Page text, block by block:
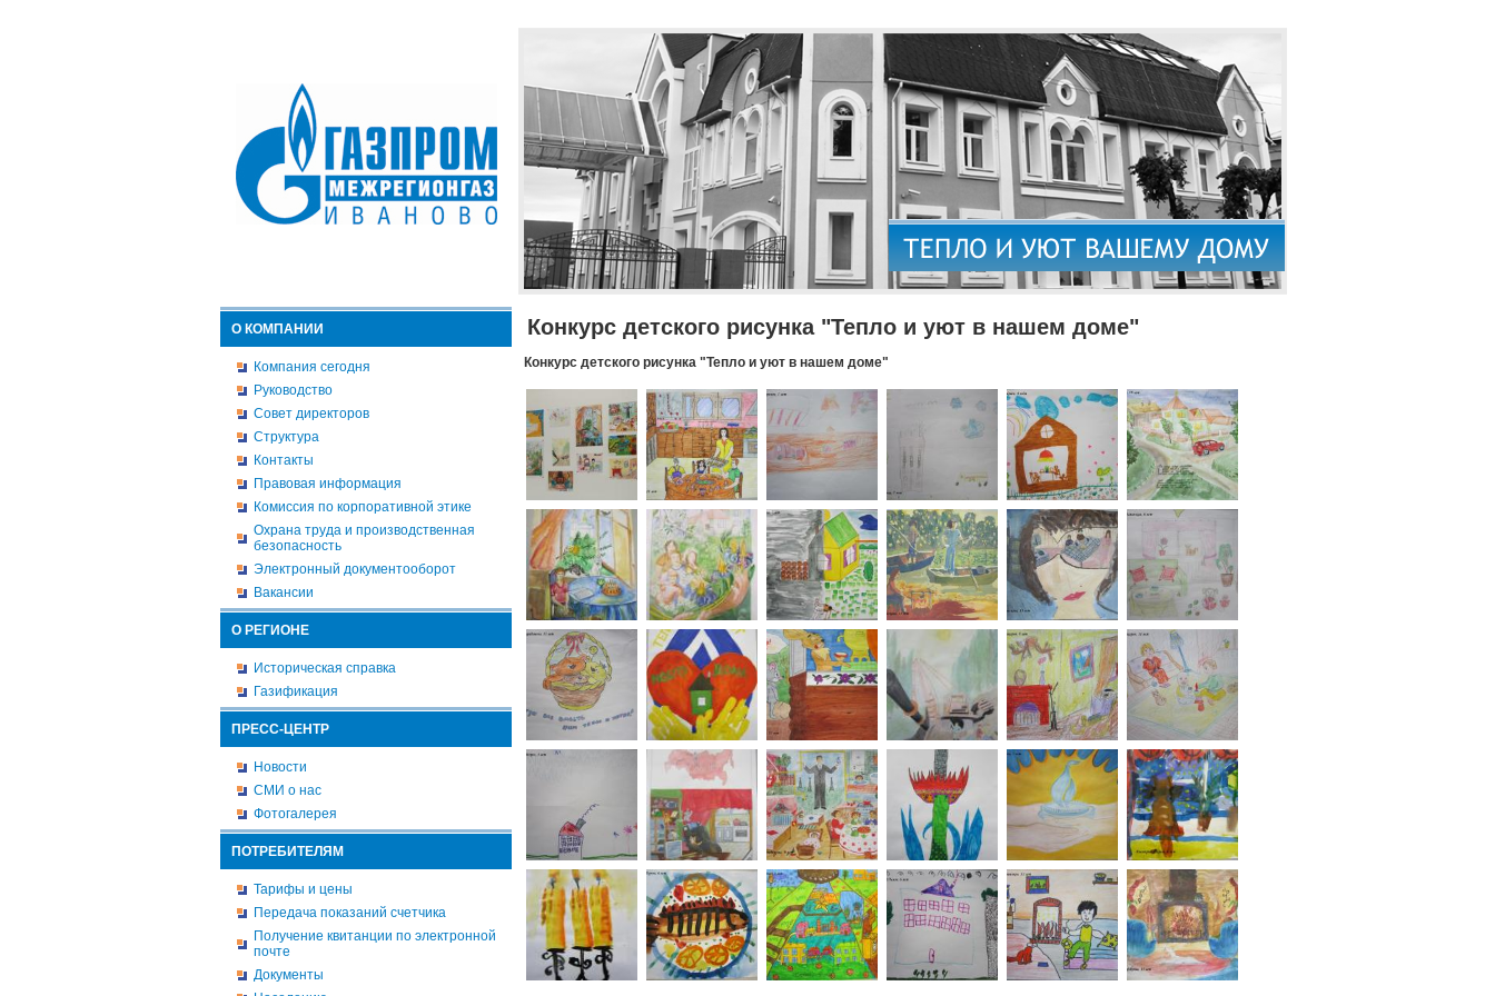
О КОМПАНИИ
Компания сегодня
Руководство
Совет директоров
Структура
Контакты
Правовая информация
Комиссия по корпоративной этике
Охрана труда и производственная
безопасность
Электронный документооборот
Вакансии
О РЕГИОНЕ
Историческая справка
Газификация
ПРЕСС-ЦЕНТР
Новости
СМИ о нас
Фотогалерея
ПОТРЕБИТЕЛЯМ
Тарифы и цены
Передача показаний счетчика
Получение квитанции по электронной
почте
Документы
Конкурс детского рисунка "Тепло и уют в нашем доме"
Конкурс детского рисунка "Тепло и уют в нашем доме"